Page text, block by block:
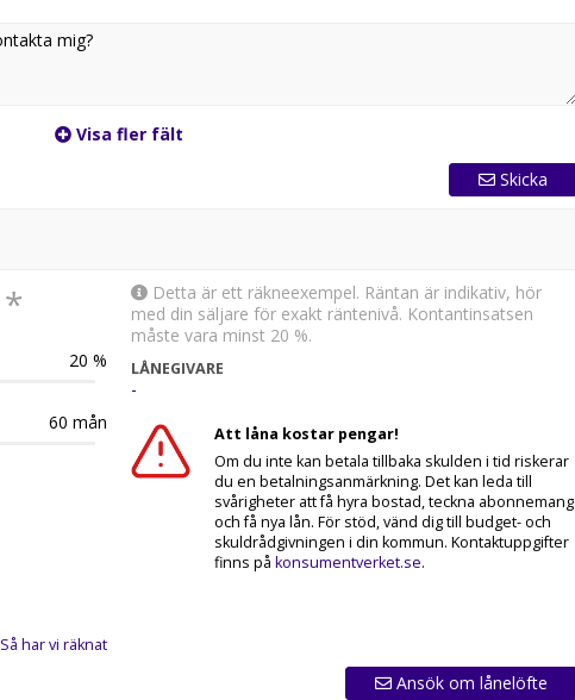
Visa fler fält
Skicka
*
20 %
60 mån
Så har vi räknat
Detta är ett räkneexempel. Räntan är indikativ, hör
med din säljare för exakt räntenivå. Kontantinsatsen
måste vara minst 20 %.
LÅNEGIVARE
-
Att låna kostar pengar!
Om du inte kan betala tillbaka skulden i tid riskerar
du en betalningsanmärkning. Det kan leda till
svårigheter att få hyra bostad, teckna abonnemang
och få nya lån. För stöd, vänd dig till budget- och
skuldrådgivningen i din kommun. Kontaktuppgifter
finns på konsumentverket.se.
Ansök om lånelöfte